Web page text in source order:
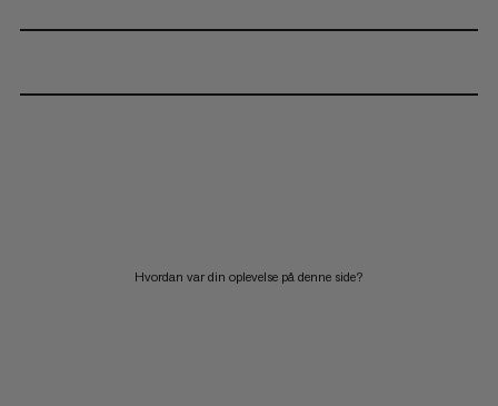
Hvordan var din oplevelse på denne side?